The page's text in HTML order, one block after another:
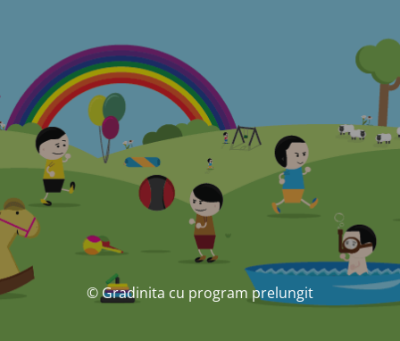
© Gradinita cu program prelungit